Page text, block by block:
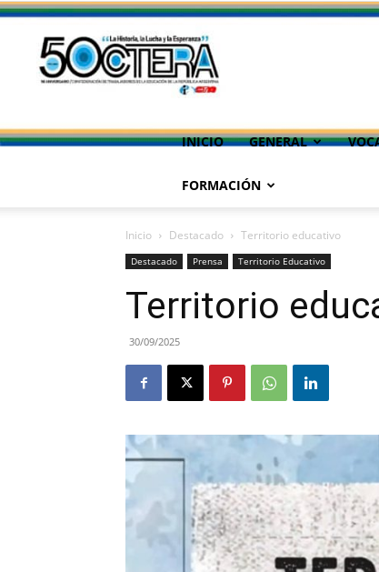
INICIO GENERAL
FORMACIÓN
Inicio Destacado Territorio educativo
Destacado Prensa Territorio Educativo
Territorio
30/09/2025